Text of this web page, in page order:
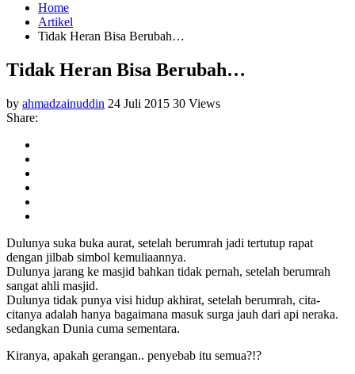
Home
Artikel
Tidak Heran Bisa Berubah…
Tidak Heran Bisa Berubah…
by ahmadzainuddin 24 Juli 2015 30 Views
Share:
Dulunya suka buka aurat, setelah berumrah jadi tertutup rapat
dengan jilbab simbol kemuliaannya.
Dulunya jarang ke masjid bahkan tidak pernah, setelah berumrah
sangat ahli masjid.
Dulunya tidak punya visi hidup akhirat, setelah berumrah, cita-
citanya adalah hanya bagaimana masuk surga jauh dari api neraka.
sedangkan Dunia cuma sementara.
Kiranya, apakah gerangan.. penyebab itu semua?!?